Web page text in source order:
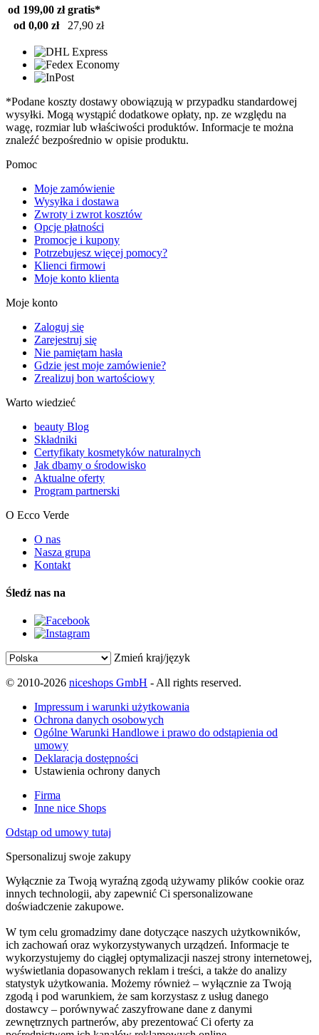
od 199,00 zł gratis*
od 0,00 zł
27,90 zł
*Podane koszty dostawy obowiązują w przypadku standardowej
wysyłki. Mogą wystąpić dodatkowe opłaty, np. ze względu na
wagę, rozmiar lub właściwości produktów. Informacje te można
znaleźć bezpośrednio w opisie produktu.
Pomoc
Moje zamówienie
Wysyłka i dostawa
Zwroty i zwrot kosztów
Opcje płatności
Promocje i kupony
Potrzebujesz więcej pomocy?
Klienci firmowi
Moje konto klienta
Moje konto
Zaloguj się
Zarejestruj się
Nie pamiętam hasła
Gdzie jest moje zamówienie?
Zrealizuj bon wartościowy
Warto wiedzieć
beauty Blog
Składniki
Certyfikaty kosmetyków naturalnych
Jak dbamy o środowisko
Aktualne oferty
Program partnerski
O Ecco Verde
O nas
Nasza grupa
Kontakt
Śledź nas na
Zmień kraj/język
© 2010-2026 niceshops GmbH - All rights reserved.
Impressum i warunki użytkowania
Ochrona danych osobowych
Ogólne Warunki Handlowe i prawo do odstąpienia od
umowy
Deklaracja dostępności
Ustawienia ochrony danych
Firma
Inne nice Shops
Odstąp od umowy tutaj
Spersonalizuj swoje zakupy
Wyłącznie za Twoją wyraźną zgodą używamy plików cookie oraz
innych technologii, aby zapewnić Ci spersonalizowane
doświadczenie zakupowe.
W tym celu gromadzimy dane dotyczące naszych użytkowników,
ich zachowań oraz wykorzystywanych urządzeń. Informacje te
wykorzystujemy do ciągłej optymalizacji naszej strony internetowej,
wyświetlania dopasowanych reklam i treści, a także do analizy
statystyk użytkowania. Możemy również – wyłącznie za Twoją
zgodą i pod warunkiem, że sam korzystasz z usług danego
dostawcy – porównywać zaszyfrowane dane z danymi
zewnętrznych partnerów, aby prezentować Ci oferty za